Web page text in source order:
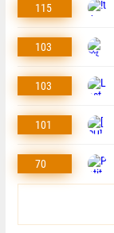
115
103
103
101
70